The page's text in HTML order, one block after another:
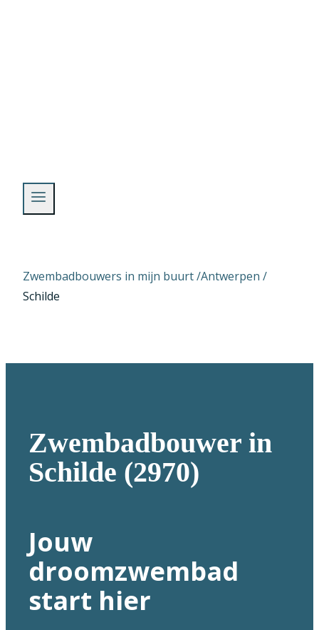
Zwembadbouwers in mijn buurt /Antwerpen /
Schilde
Zwembadbouwer in
Schilde (2970)
Jouw
droomzwembad
start hier